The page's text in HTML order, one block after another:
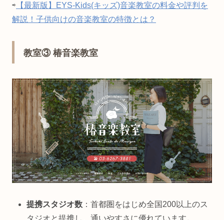
⇨ 【最新版】EYS-Kids(キッズ)音楽教室の料金や評判を
解説！子供向けの音楽教室の特徴とは？
教室③ 椿音楽教室
提携スタジオ数 ：首都圏をはじめ全国200以上のス